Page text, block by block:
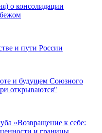
о консолидации
и пути России
и будущем Союзного
открываются"
«Возвращение к себе: